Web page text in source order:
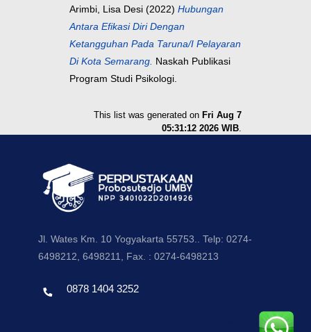
Arimbi, Lisa Desi (2022) Hubungan
Antara Efikasi Diri Dengan
Ketangguhan Pada Taruna/I Pelayaran
Di Kota Semarang. Naskah Publikasi
Program Studi Psikologi.
This list was generated on Fri Aug 7
05:31:12 2026 WIB.
Jl. Wates Km. 10 Yogyakarta 55753.. Telp: 0274-
6498212, 6498211, Fax. : 0274-6498213
0878 1404 3252